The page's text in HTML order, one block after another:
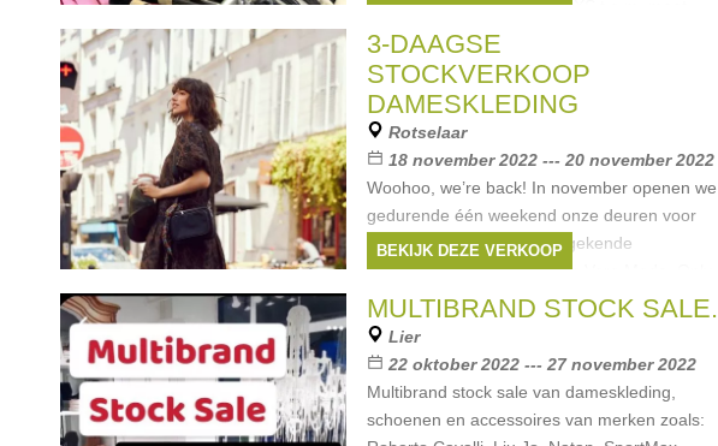
Duizenden stuks van maat XS t.e.m. maat
XXL. Truien, bloesjes, kleedjes, t-shirts, jeans,
Merken:Only,Vero Moda
Byoung, ...
3-DAAGSE
STOCKVERKOOP
DAMESKLEDING
Rotselaar
18 november 2022 --- 20 november 2022
Woohoo, we’re back! In november openen we
gedurende één weekend onze deuren voor
een wintereditie van onze gekende
stockverkoop! Merken zoals Vero Moda, Only,
Vila, Pieces, b.young,
B.Young
BEKIJK DEZE VERKOOP
MULTIBRAND STOCK SALE.
Lier
22 oktober 2022 --- 27 november 2022
Multibrand stock sale van dameskleding,
schoenen en accessoires van merken zoals: